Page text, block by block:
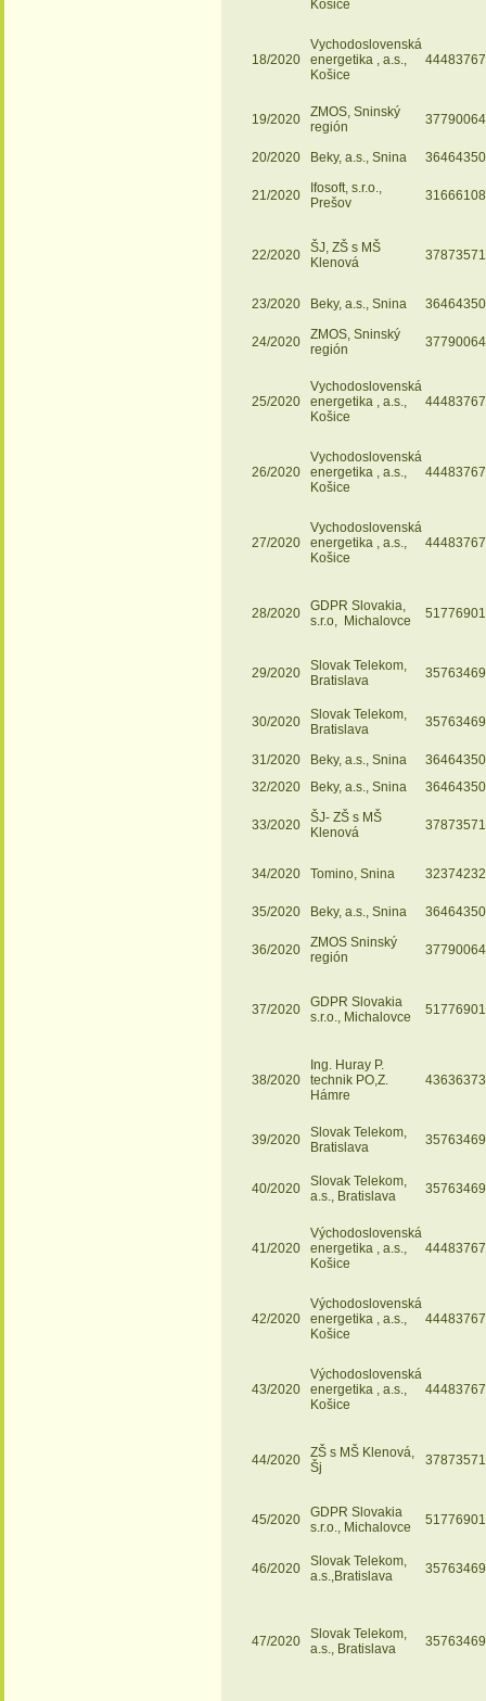
Košice
18/2020
Vychodoslovenská
energetika , a.s.,
Košice
44483767
19/2020
ZMOS, Sninský
región
37790064
20/2020 Beky, a.s., Snina 36464350
21/2020
Ifosoft, s.r.o.,
Prešov
31666108
22/2020
ŠJ, ZŠ s MŠ
Klenová
37873571
23/2020 Beky, a.s., Snina 36464350
24/2020
ZMOS, Sninský
región
37790064
25/2020
Vychodoslovenská
energetika , a.s.,
Košice
44483767
26/2020
Vychodoslovenská
energetika , a.s.,
Košice
44483767
27/2020
Vychodoslovenská
energetika , a.s.,
Košice
44483767
28/2020
GDPR Slovakia,
s.r.o, Michalovce
51776901
29/2020
Slovak Telekom,
Bratislava
35763469
30/2020
Slovak Telekom,
Bratislava
35763469
31/2020 Beky, a.s., Snina
36464350
32/2020
Beky, a.s., Snina 36464350
33/2020
ŠJ- ZŠ s MŠ
Klenová
37873571
34/2020 Tomino, Snina 32374232
35/2020 Beky, a.s., Snina 36464350
36/2020
ZMOS Sninský
región
37790064
37/2020
GDPR Slovakia
s.r.o., Michalovce
51776901
38/2020
Ing. Huray P.
technik PO,Z.
Hámre
43636373
39/2020
Slovak Telekom,
Bratislava
35763469
40/2020
Slovak Telekom,
a.s., Bratislava
35763469
41/2020
Východoslovenská
energetika , a.s.,
Košice
44483767
42/2020
Východoslovenská
energetika , a.s.,
Košice
44483767
43/2020
Východoslovenská
energetika , a.s.,
Košice
44483767
44/2020
ZŠ s MŠ Klenová,
Šj
37873571
45/2020
GDPR Slovakia
s.r.o., Michalovce
51776901
46/2020
Slovak Telekom,
a.s.,Bratislava
35763469
47/2020
Slovak Telekom,
a.s., Bratislava
35763469